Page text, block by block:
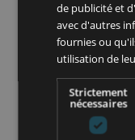
Nous
finalités. Par
pour
afin
vous voyez,
visiteurs
Nous
contenu, les
Nous
votre
de publicité
avec
fournies ou